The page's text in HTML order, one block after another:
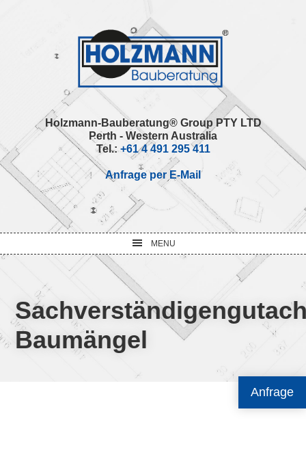
Anfrage
Holzmann-Bauberatung® Group PTY LTD
Perth - Western Australia
Tel.: +61 4 491 295 411
Anfrage per E-Mail
MENU
Baumängel